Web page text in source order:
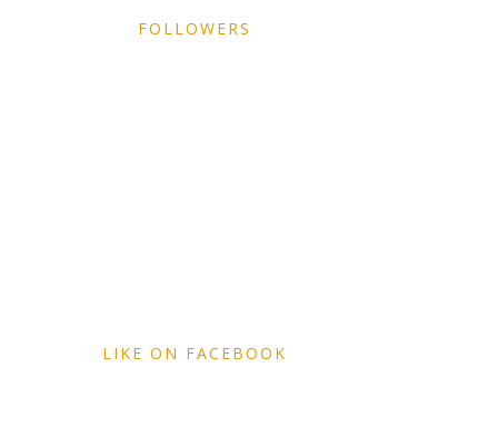
FOLLOWERS
LIKE ON FACEBOOK